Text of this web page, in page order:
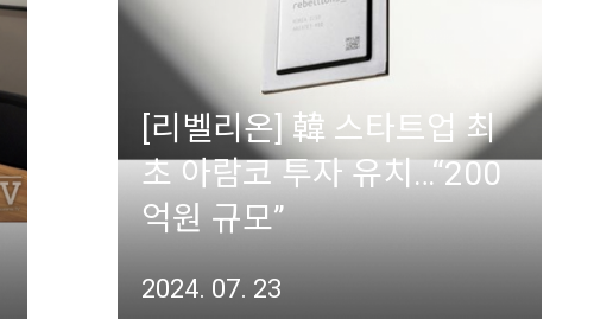
[리벨리온] 韓 스타트업 최
초 아람코 투자 유치…“200
억원 규모”
2024. 07. 23